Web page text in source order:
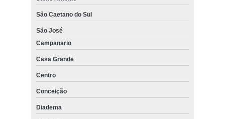
São Caetano do Sul
São José
Campanario
Casa Grande
Centro
Conceição
Diadema